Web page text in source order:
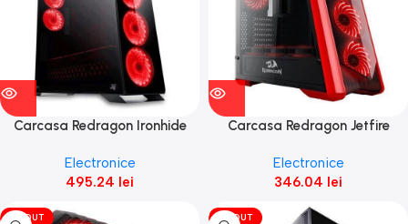
Carcasa Redragon Ironhide
Electronice
495.24 lei
Carcasa Redragon Jetfire
Electronice
346.04 lei
VÎNDUT VÎNDUT